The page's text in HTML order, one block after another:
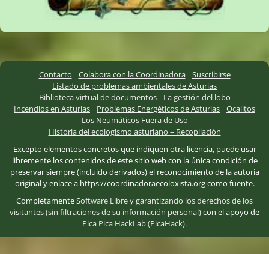
Contacto Colabora con la Coordinadora
Suscribirse
Listado de problemas ambientales de Asturias
Biblioteca virtual de documentos
La gestión del lobo
Incendios en Asturias
Problemas Energéticos de Asturias
Ocalitos
Los Neumáticos Fuera de Uso
Historia del ecologismo asturiano – Recopilación
Excepto elementos concretos que indiquen otra licencia, puede usar
libremente los contenidos de este sitio web con la única condición de
preservar siempre (incluido derivados) el reconocimiento de la autoría
original y enlace a https://coordinadoraecoloxista.org como fuente.
CompletamenteSoftware Libreygarantizando los derechos de los
visitantes (sin filtraciones de su información personal)con el apoyo de
Pica Pica HackLab (PicaHack).